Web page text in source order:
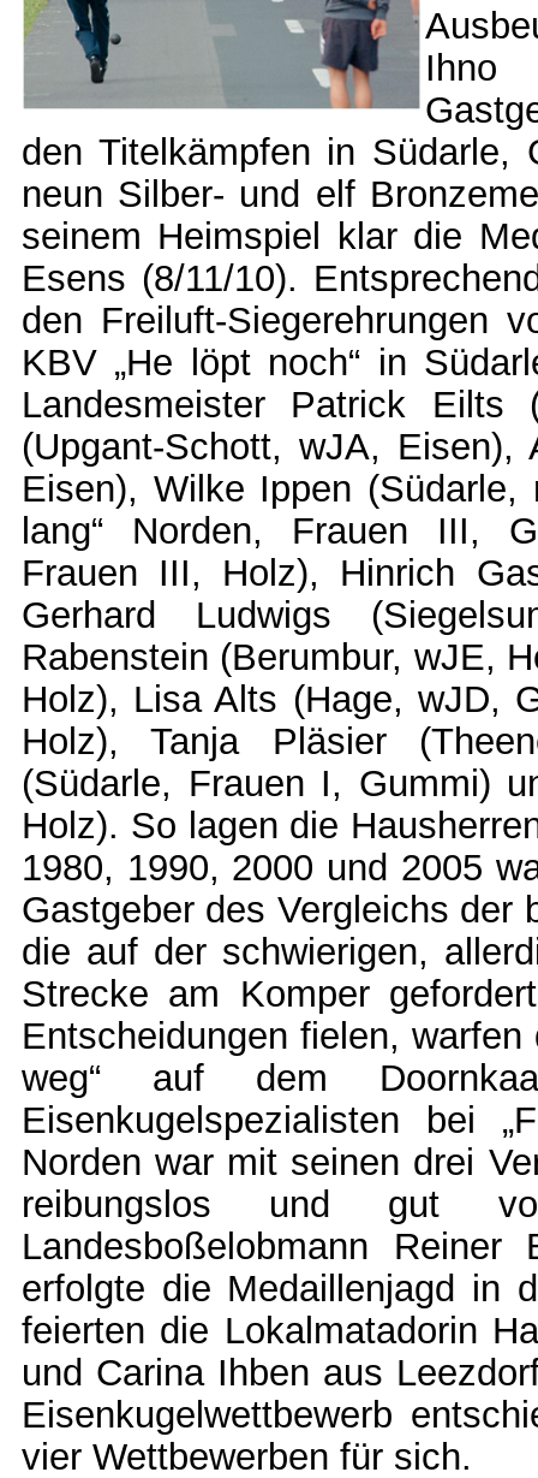
Ihno
den Titelkämpfen in
neun Silber- und elf
seinem Heimspiel klar die
Esens (8/11/10).
den Freiluft-Siegerehrungen
KBV „He löpt noch“ in
Landesmeister Patrick
(Upgant-Schott, wJA, Eisen),
Eisen), Wilke Ippen
lang“ Norden, Frauen III,
Frauen III, Holz), Hinrich
Gerhard Ludwigs
Rabenstein (Berumbur, wJE,
Holz), Lisa Alts (Hage, wJD,
Holz), Tanja Pläsier
(Südarle, Frauen I, Gummi)
Holz). So lagen die
1980, 1990, 2000 und 2005
Gastgeber des Vergleichs der
die auf der schwierigen,
Strecke am Komper
Entscheidungen fielen,
weg“ auf dem
Eisenkugelspezialisten bei
Norden war mit seinen drei
reibungslos und gut
Landesboßelobmann
erfolgte die Medaillenjagd in
feierten die Lokalmatadorin
und Carina Ihben aus
Eisenkugelwettbewerb
vier Wettbewerben für sich.